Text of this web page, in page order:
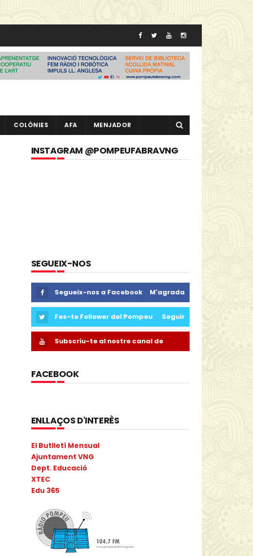
COLÒNIES AFA MENJADOR
INSTAGRAM @POMPEUFABRAVNG
SEGUEIX-NOS
Segueix-nos a Facebook M'agrada
Fes-te Follower del Pompeu Seguir
Subscriu-te al nostre canal de
FACEBOOK
ENLLAÇOS D'INTERÈS
El Butlletí Mensual
Ajuntament VNG
Dept. Educació
XTEC
Edu 365